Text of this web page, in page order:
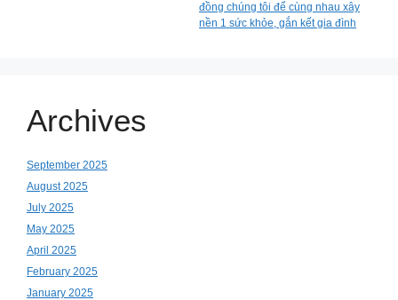
đồng chúng tôi để cùng nhau xây
nền 1 sức khỏe, gắn kết gia đình
Archives
September 2025
August 2025
July 2025
May 2025
April 2025
February 2025
January 2025